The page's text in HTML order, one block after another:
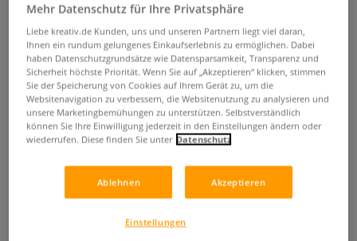
Speedball® Aluminium
Siebdruckrahmen 120T
0 Bewertungen
Der Speedball® Aluminium Siebdruckrahmen 120T
hervorragend geeignet für alle Siebdruck-Anwendungen.
Handgefertigt aus hochwertigem Aluminium. Format: ca.
Mehr Datenschutz für Ihre Privatsphäre
Liebe kreativ.de Kunden, uns und unseren Partnern liegt viel daran,
Ihnen ein rundum gelungenes Einkaufserlebnis zu ermöglichen. Dabei
haben Datenschutzgrundsätze wie Datensparsamkeit, Transparenz und
Sicherheit höchste Priorität. Wenn Sie auf „Akzeptieren“ klicken, stimmen
Sie der Speicherung von Cookies auf Ihrem Gerät zu, um die
Websitenavigation zu verbessern, die Websitenutzung zu analysieren und
unsere Marketingbemühungen zu unterstützen. Selbstverständlich
können Sie Ihre Einwilligung jederzeit in den Einstellungen ändern oder
wiederrufen. Diese finden Sie unter Datenschutz
Ablehnen Akzeptieren
Einstellungen